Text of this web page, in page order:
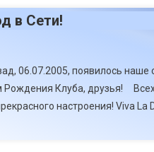
в Сети!
06.07.2005, появилось
Клуба, друзья! Всех
настроения! Viva La